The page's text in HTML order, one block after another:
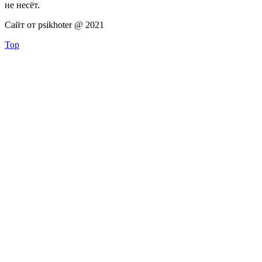
не несёт.
Сайт от psikhoter @ 2021
Top